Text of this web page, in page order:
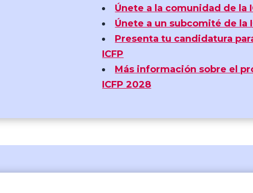
Únete a la comunidad de la
Únete a un subcomité de la
Presenta tu candidatura
ICFP
Más información sobre el
ICFP 2028